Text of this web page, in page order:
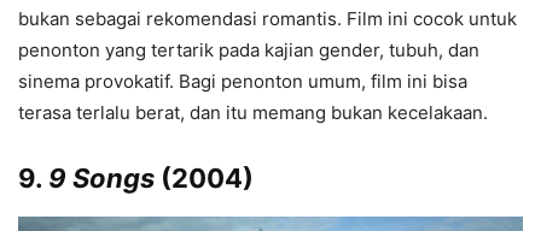
bukan sebagai rekomendasi romantis. Film ini cocok untuk
penonton yang tertarik pada kajian gender, tubuh, dan
sinema provokatif. Bagi penonton umum, film ini bisa
terasa terlalu berat, dan itu memang bukan kecelakaan.
9. 9 Songs (2004)